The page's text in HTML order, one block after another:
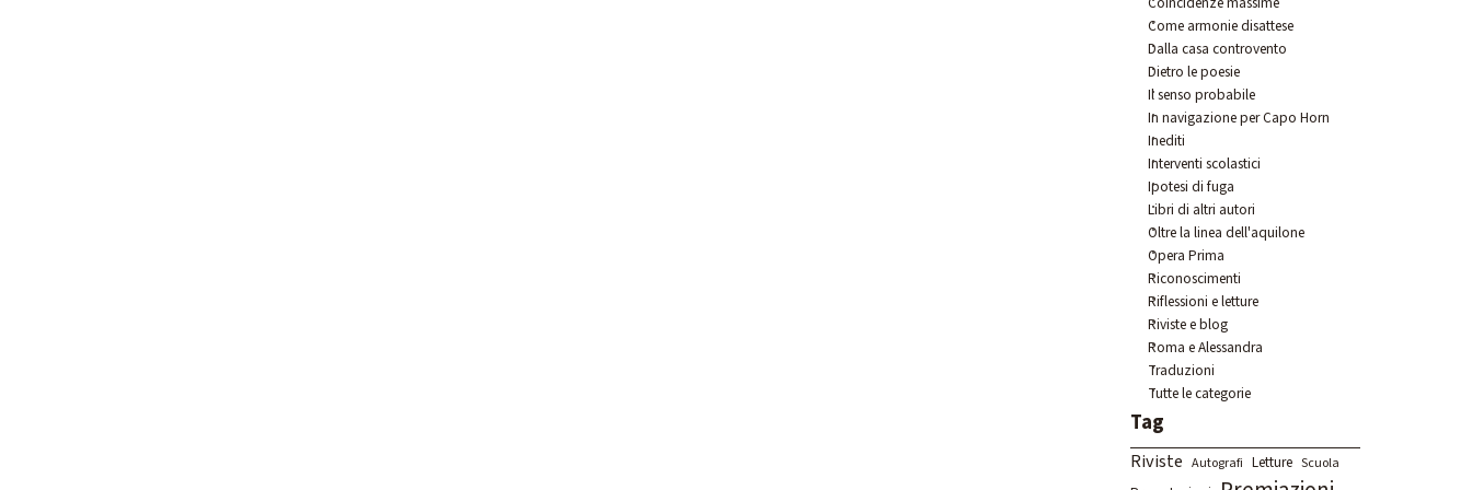
Come armonie disattese
Dalla casa controvento
Dietro le poesie
Il senso probabile
In navigazione per Capo Horn
Inediti
Interventi scolastici
Ipotesi di fuga
Libri di altri autori
Oltre la linea dell'aquilone
Opera Prima
Riconoscimenti
Riflessioni e letture
Riviste e blog
Roma e Alessandra
Traduzioni
Tutte le categorie
Salta blocco Tag
Tag
Riviste Autografi Letture Scuola